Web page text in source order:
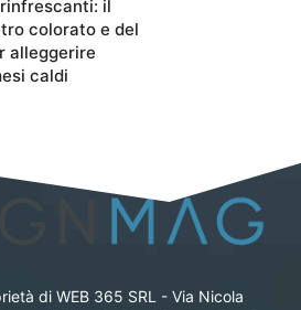
il
colorato e del
alleggerire
caldi
di WEB 365 SRL - Via Nicola